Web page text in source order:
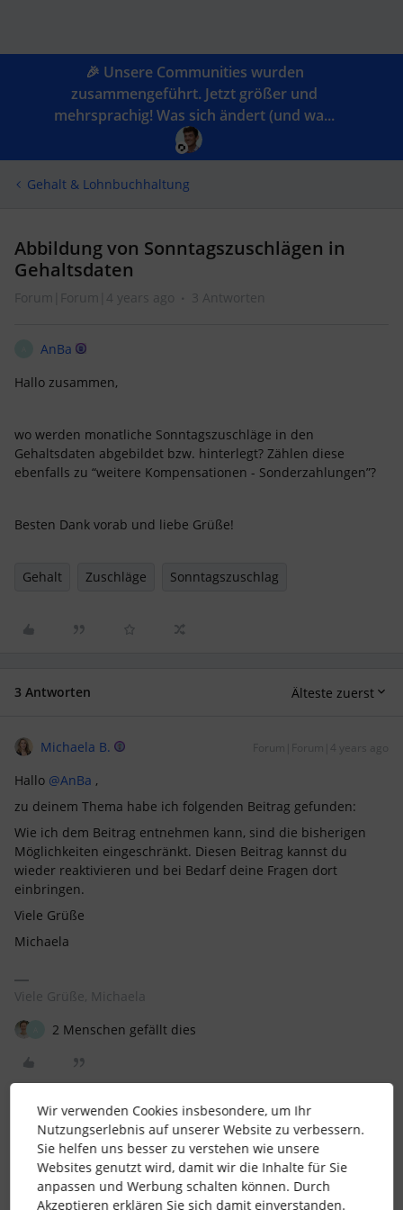
🎉 Unsere Communities wurden
zusammengeführt. Jetzt größer und
mehrsprachig! Was sich ändert (und wa...
Gehalt & Lohnbuchhaltung
Abbildung von Sonntagszuschlägen in
Gehaltsdaten
Forum|Forum|4 years ago 3 Antworten
AnBa
Hallo zusammen,
wo werden monatliche Sonntagszuschläge in den
Gehaltsdaten abgebildet bzw. hinterlegt? Zählen diese
ebenfalls zu “weitere Kompensationen - Sonderzahlungen”?
Besten Dank vorab und liebe Grüße!
Gehalt Zuschläge Sonntagszuschlag
3 Antworten Älteste zuerst
Michaela B. Forum|Forum|4 years ago
Hallo @AnBa ,
zu deinem Thema habe ich folgenden Beitrag gefunden:
Wie ich dem Beitrag entnehmen kann, sind die bisherigen
Möglichkeiten eingeschränkt. Diesen Beitrag kannst du
wieder reaktivieren und bei Bedarf deine Fragen dort
einbringen.
Viele Grüße
Michaela
Viele Grüße, Michaela
2 Menschen gefällt dies
Lena Forum|Forum|4 years ago
Hallo@AnBa
Man kann Schichten bis zu einem gewissen Grad bspw. über
Wir verwenden Cookies insbesondere, um Ihr
Nutzungserlebnis auf unserer Website zu verbessern.
Sie helfen uns besser zu verstehen wie unsere
Websites genutzt wird, damit wir die Inhalte für Sie
anpassen und Werbung schalten können. Durch
Akzeptieren erklären Sie sich damit einverstanden.